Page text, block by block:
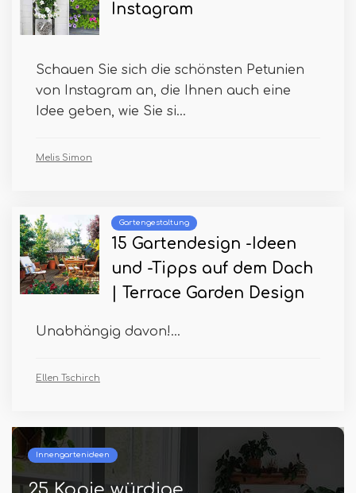
Instagram
Schauen Sie sich die schönsten Petunien
von Instagram an, die Ihnen auch eine
Idee geben, wie Sie si...
Melis Simon
Gartengestaltung
15 Gartendesign -Ideen
und -Tipps auf dem Dach
| Terrace Garden Design
Unabhängig davon!...
Ellen Tschirch
Innengartenideen